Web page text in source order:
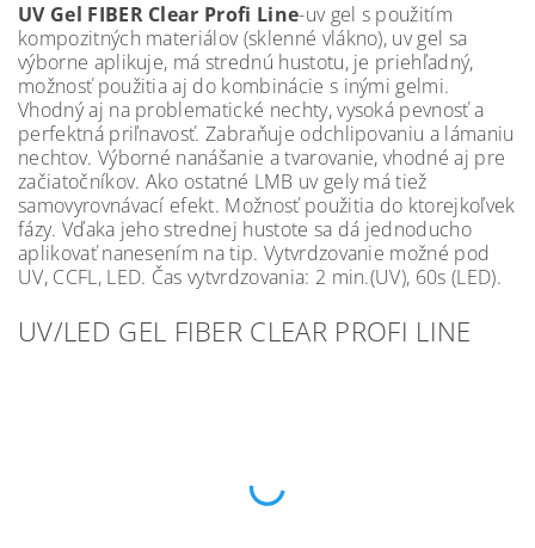
UV Gel FIBER Clear Profi Line-uv gel s použitím
kompozitných materiálov (sklenné vlákno), uv gel sa
výborne aplikuje, má strednú hustotu, je priehľadný,
možnosť použitia aj do kombinácie s inými gelmi.
Vhodný aj na problematické nechty, vysoká pevnosť a
perfektná priľnavosť. Zabraňuje odchlipovaniu a lámaniu
nechtov. Výborné nanášanie a tvarovanie, vhodné aj pre
začiatočníkov. Ako ostatné LMB uv gely má tiež
samovyrovnávací efekt. Možnosť použitia do ktorejkoľvek
fázy. Vďaka jeho strednej hustote sa dá jednoducho
aplikovať nanesením na tip. Vytvrdzovanie možné pod
UV, CCFL, LED. Čas vytvrdzovania: 2 min.(UV), 60s (LED).
UV/LED GEL FIBER CLEAR PROFI LINE